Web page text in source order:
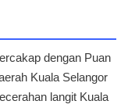
dengan Puan
Kuala Selangor
langit Kuala